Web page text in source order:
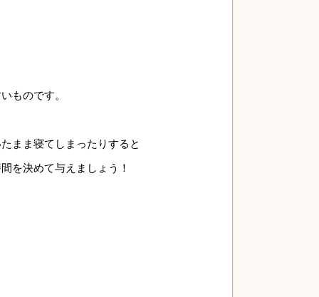
ものです。
まま寝てしまったりすると
を決めて与えましょう！